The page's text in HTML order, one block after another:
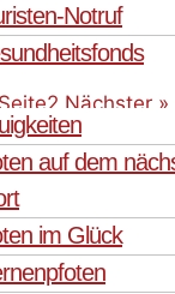
Notruf
auf dem
im Glück
dieser sehr
Seite2 Nächster »
von Herzen